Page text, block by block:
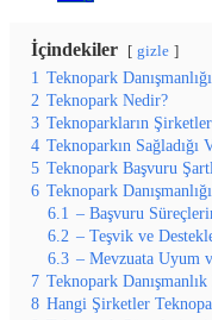
İçindekiler gizle
1 Teknopark
2 Teknopark Nedir?
3 Teknoparkların
4 Teknoparkın
5 Teknopark Başvuru
6 Teknopark
6.1 – Başvuru
6.2 – Teşvik ve
6.3 – Mevzuata Uyum
7 Teknopark
8 Hangi Şirketler